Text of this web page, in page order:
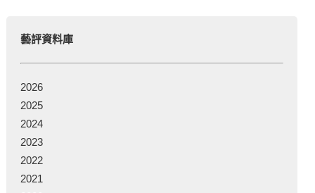
藝評資料庫
2026
2025
2024
2023
2022
2021